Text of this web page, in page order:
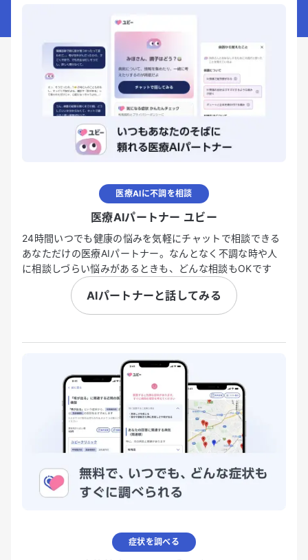
医療AIに不調を相談
医療AIパートナー ユビー
24時間いつでも健康の悩みを気軽にチャットで相談できる
あなただけの医療AIパートナー。なんとなく不調な時や人
に相談しづらい悩みがあるときも、どんな相談もOKです
AIパートナーと話してみる
症状を調べる